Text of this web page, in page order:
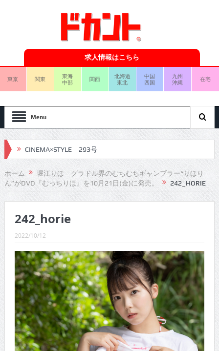
求人情報はこちら
東京 関東
東海
中部
関西
北海道
東北
中国
四国
九州
沖縄
在宅
Menu
CINEMA×STYLE 293号
CINEMA×STYLE 292号
CINEMA×STYLE 291号
CINEMA×STYLE 289号
CINEMA×STYLE 287号
CINEMA×STYLE 286号
CINEMA×STYLE 285号
CINEMA×STYLE 294号
ホーム
堀江りほ グラドル界のむちむちギャンブラー“りほり
ん”がDVD『むっちりほ』を10月21日(金)に発売。
242_HORIE
242_horie
2022/10/12